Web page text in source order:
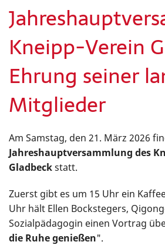
Neuigkeiten
Kneipp-Gesundheit
Kneipp-Verein
Ehrung seiner
Mitglieder
Am Samstag, den 21. März 2026
Jahreshauptversammlung des
Gladbeckstatt.
Zuerst gibt es um 15 Uhr ein
Uhr hält Ellen Bockstegers,
Sozialpädagogin einen Vortrag
die Ruhe genießen".